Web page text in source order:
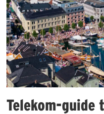
Telekom-guide